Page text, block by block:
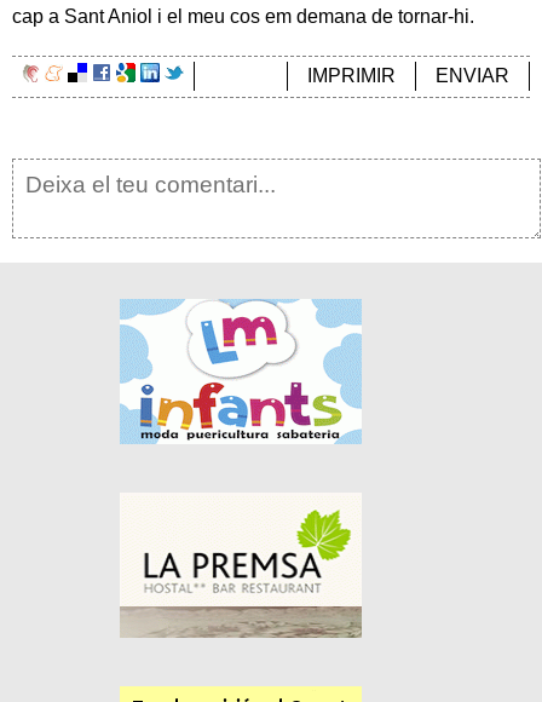
cap a Sant Aniol i el meu cos em demana de tornar-hi.
ENVIAR
IMPRIMIR